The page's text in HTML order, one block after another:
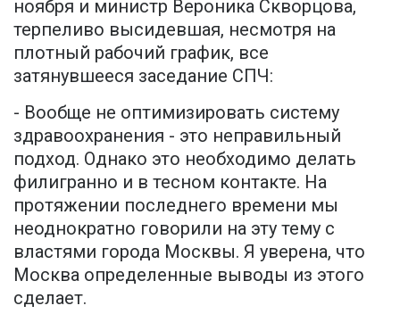
ноября и министр Вероника Скворцова,
терпеливо высидевшая, несмотря на
плотный рабочий график, все
затянувшееся заседание СПЧ:
- Вообще не оптимизировать систему
здравоохранения - это неправильный
подход. Однако это необходимо делать
филигранно и в тесном контакте. На
протяжении последнего времени мы
неоднократно говорили на эту тему с
властями города Москвы. Я уверена, что
Москва определенные выводы из этого
сделает.